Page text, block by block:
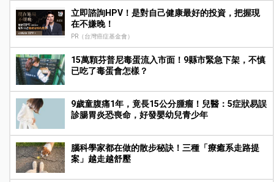
立即諮詢HPV！是對自己健康最好的投資，把握現
在不嫌晚！
PR（台灣癌症基金會）
15萬顆芬普尼毒蛋流入市面！9縣市緊急下架，不慎
已吃了毒蛋會怎樣？
9歲童腹痛1年，竟長15公分腫瘤！兒醫：5症狀易誤
診腸胃炎恐喪命，好發嬰幼兒青少年
腦科學家都在做的散步秘訣！三種「療癒系走路提
案」越走越舒壓